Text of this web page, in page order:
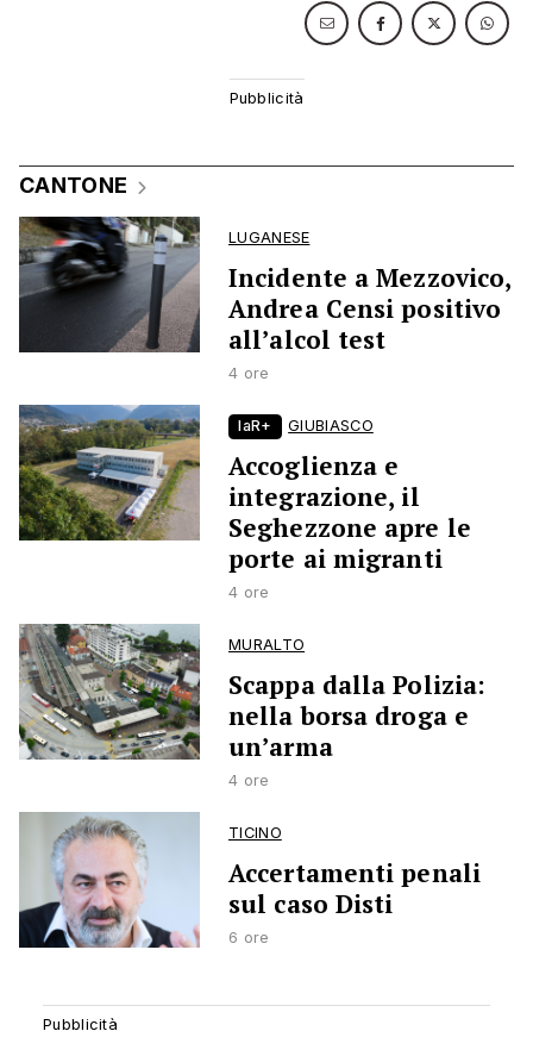
CANTONE
LUGANESE
Incidente a Mezzovico,
Andrea Censi positivo
all’alcol test
4 ore
laR+ GIUBIASCO
Accoglienza e
integrazione, il
Seghezzone apre le
porte ai migranti
4 ore
MURALTO
Scappa dalla Polizia:
nella borsa droga e
un’arma
4 ore
TICINO
Accertamenti penali
sul caso Disti
6 ore